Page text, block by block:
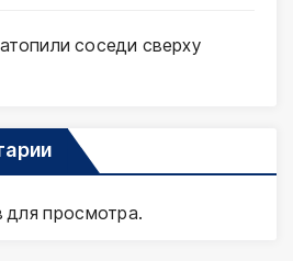
соседи сверху
просмотра.